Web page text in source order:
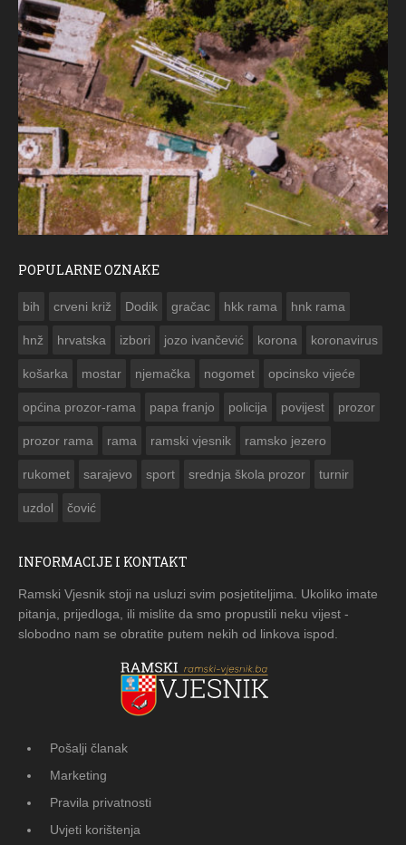
POPULARNE OZNAKE
bih crveni križ Dodik gračac hkk rama hnk rama
hnž hrvatska izbori jozo ivančević korona koronavirus
košarka mostar njemačka nogomet opcinsko vijeće
općina prozor-rama papa franjo policija povijest prozor
prozor rama rama ramski vjesnik ramsko jezero
rukomet sarajevo sport srednja škola prozor turnir
uzdol čović
INFORMACIJE I KONTAKT
Ramski Vjesnik stoji na usluzi svim posjetiteljima. Ukoliko imate
pitanja, prijedloga, ili mislite da smo propustili neku vijest -
slobodno nam se obratite putem nekih od linkova ispod.
Pošalji članak
Marketing
Pravila privatnosti
Uvjeti korištenja